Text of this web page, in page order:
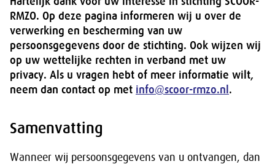
RMZO. Op deze pagina informeren wij u over de
verwerking en bescherming van uw
persoonsgegevens door de stichting. Ook wijzen wij
op uw wettelijke rechten in verband met uw
privacy. Als u vragen hebt of meer informatie wilt,
neem dan contact op met info@scoor-rmzo.nl .
Samenvatting
Wanneer wij persoonsgegevens van u ontvangen, dan